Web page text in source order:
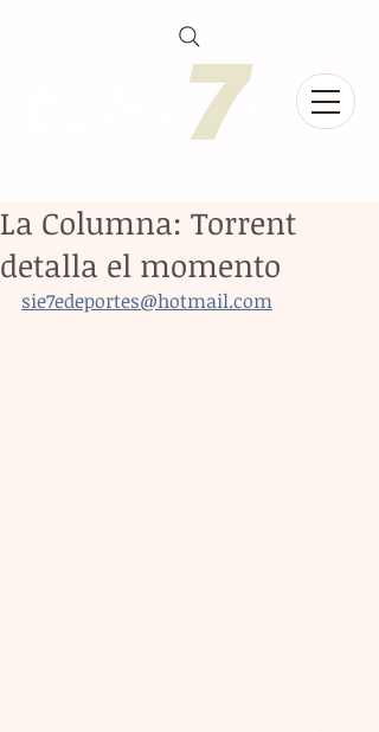
La Columna: Torrent
detalla el momento
sie7edeportes@hotmail.com